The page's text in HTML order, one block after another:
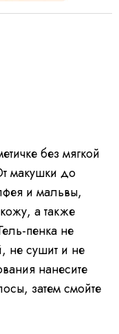
без мягкой
макушки до
и мальвы,
а также
пенка не
не сушит и не
нанесите
затем смойте